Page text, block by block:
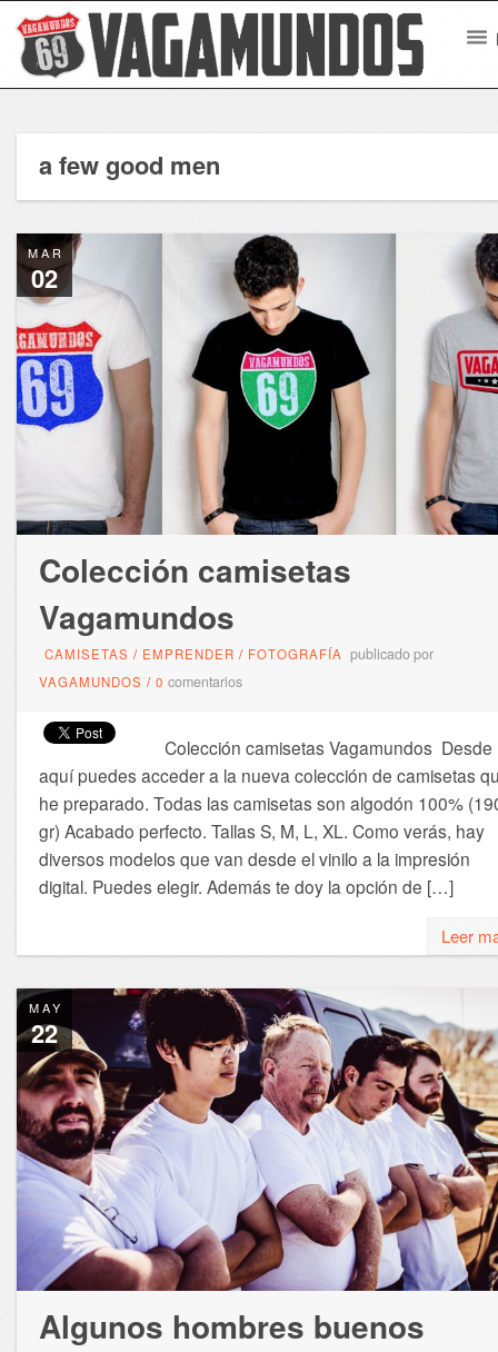
a few good men
MAR
02
Colección camisetas
Vagamundos
CAMISETAS / EMPRENDER / FOTOGRAFÍA publicado por
VAGAMUNDOS / 0 comentarios
Colección camisetas Vagamundos Desde
aquí puedes acceder a la nueva colección de camisetas
he preparado. Todas las camisetas son algodón 100%
gr) Acabado perfecto. Tallas S, M, L, XL. Como verás, hay
diversos modelos que van desde el vinilo a la impresión
digital. Puedes elegir. Además te doy la opción de […]
Leer
MAY
22
Algunos hombres buenos